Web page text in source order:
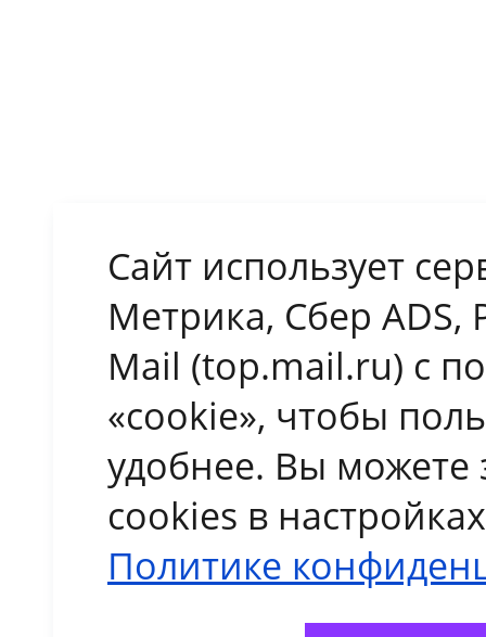
Сайт использует
Метрика, Сбер ADS,
Mail (top.mail.ru) с
«cookie», чтобы
удобнее. Вы можете
cookies в
Политике